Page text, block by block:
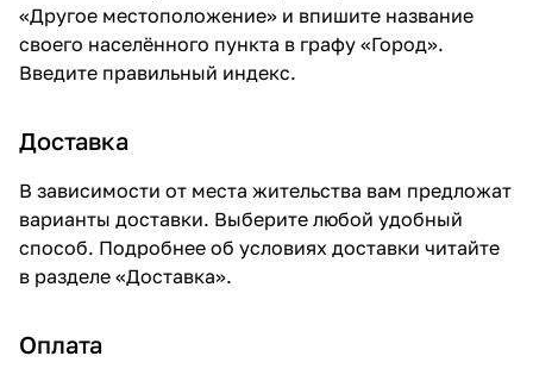
«Другое местоположение» и впишите название
своего населённого пункта в графу «Город».
Введите правильный индекс.
Доставка
В зависимости от места жительства вам предложат
варианты доставки. Выберите любой удобный
способ. Подробнее об условиях доставки читайте
в разделе «Доставка».
Оплата